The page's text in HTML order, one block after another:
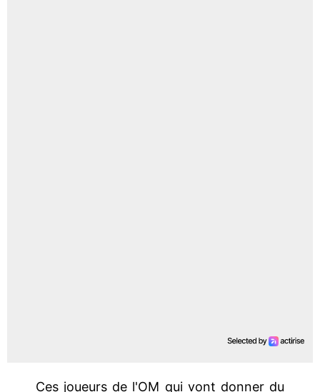
Ces joueurs de l'OM qui vont donner du